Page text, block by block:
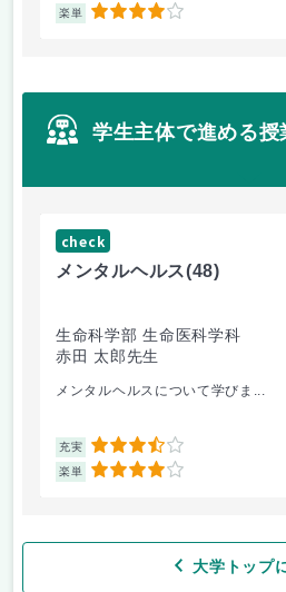
楽単 4
学生主体で進める授
check
メンタルヘルス(48)
生命科学部 生命医科学科
赤田 太郎先生
メンタルヘルスについて学びま...
充実 3.5
楽単 4
大学トップ